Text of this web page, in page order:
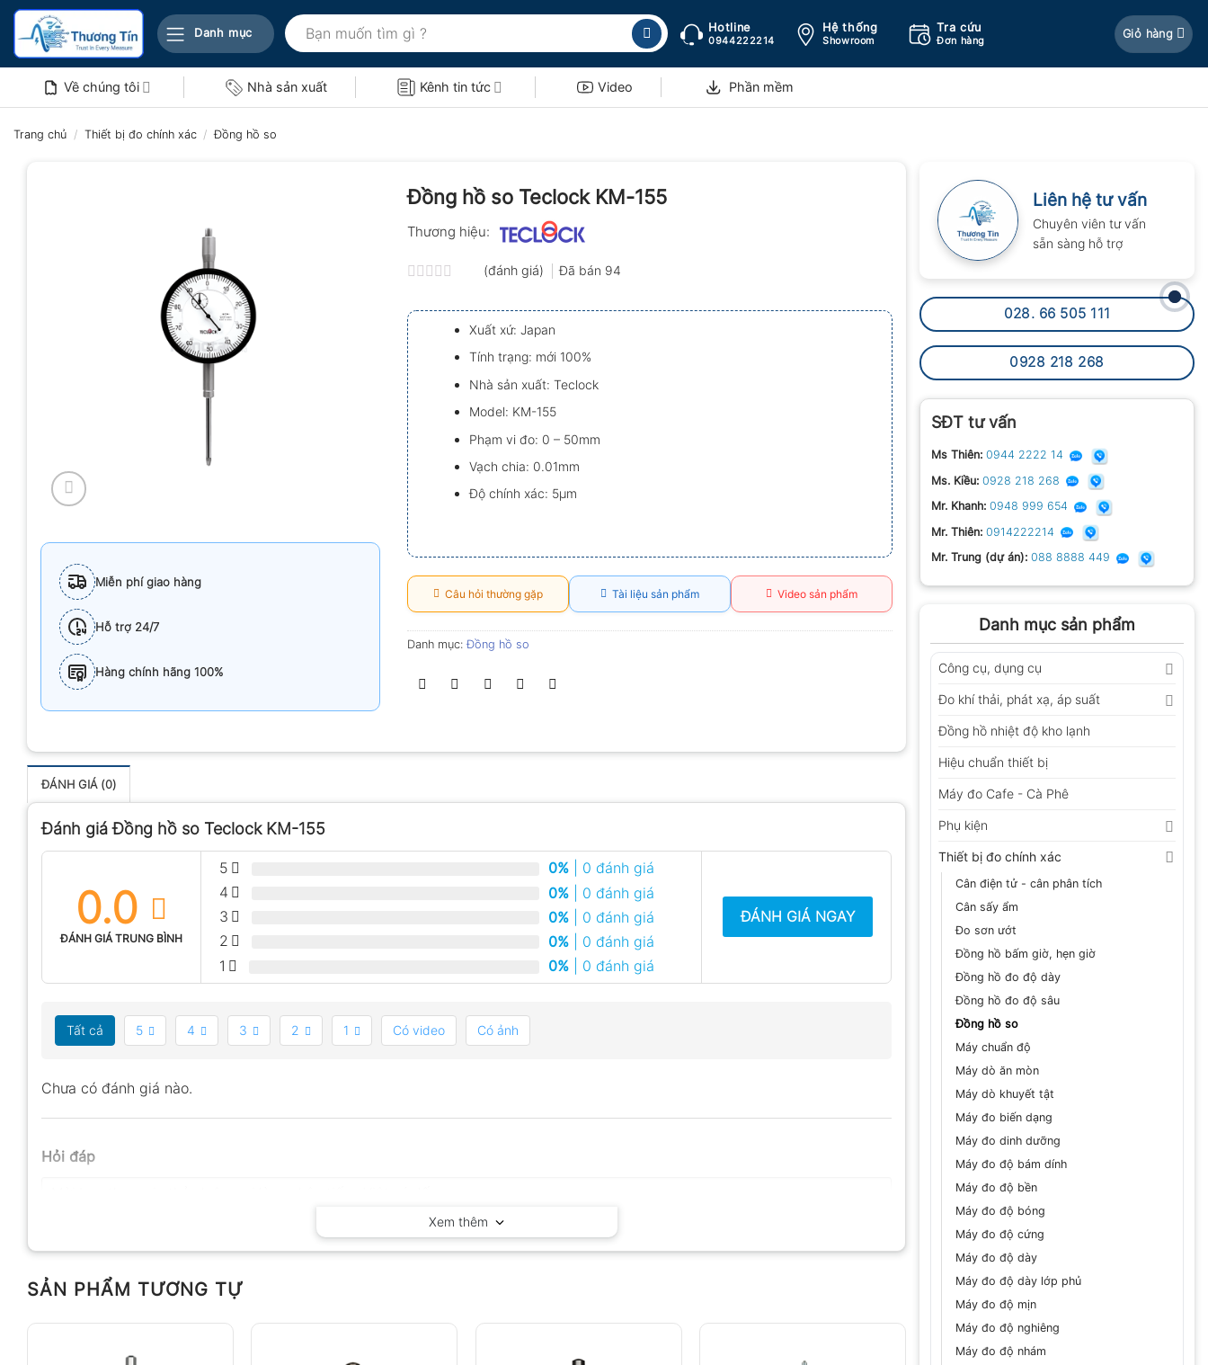
Bỏ
nội
Danh mục
Tìm
kiếm:
Hotline
0944222214
Hệ thống
Showroom
Tra cứu
Đơn hàng
Giỏ hàng
Về chúng tôi Nhà sản xuất Kênh tin tức Video Phần mềm
Trang chủ / Thiết bị đo chính xác / Đồng hồ so
Liên hệ tư vấn
Chuyên viên tư vấn
sẵn sàng hỗ trợ
028. 66 505 111
0928 218 268
SĐT tư vấn
Ms Thiên: 0944 2222 14
Ms. Kiều: 0928 218 268
Mr. Khanh: 0948 999 654
Mr. Thiên: 0914222214
Mr. Trung (dự án): 088 8888 449
Danh mục sản phẩm
Công cụ, dụng cụ
Đo khí thải, phát xạ, áp suất
Đồng hồ nhiệt độ kho lạnh
Hiệu chuẩn thiết bị
Máy đo Cafe - Cà Phê
Phụ kiện
Thiết bị đo chính xác
Cân điện tử - cân phân tích
Cân sấy ẩm
Đo sơn ướt
Đồng hồ bấm giờ, hẹn giờ
Đồng hồ đo độ dày
Đồng hồ đo độ sâu
Đồng hồ so
Máy chuẩn độ
Máy dò ăn mòn
Máy dò khuyết tật
Máy đo biến dạng
Máy đo dinh dưỡng
Máy đo độ bám dính
Máy đo độ bền
Máy đo độ bóng
Máy đo độ cứng
Máy đo độ dày
Máy đo độ dày lớp phủ
Máy đo độ mịn
Máy đo độ nghiêng
Máy đo độ nhám
Miễn phí giao hàng
Hỗ trợ 24/7
Hàng chính hãng 100%
Đồng hồ so Teclock KM-155
Thương hiệu:
xếp
hạng
0.0
5
sao
(đánh giá) Đã bán 94
Xuất xứ: Japan
Tính trạng: mới 100%
Nhà sản xuất: Teclock
Model: KM-155
Phạm vi đo: 0 – 50mm
Vạch chia: 0.01mm
Độ chính xác: 5µm
Câu hỏi thường gặp Tài liệu sản phẩm Video sản phẩm
Danh mục:Đồng hồ so
ĐÁNH GIÁ (0)
Đánh giá Đồng hồ so Teclock KM-155
0.0
ĐÁNH GIÁ TRUNG BÌNH
5 0% | 0 đánh giá
4
0% | 0 đánh giá
3
0% | 0 đánh giá
2
0% | 0 đánh giá
1
0% | 0 đánh giá
ĐÁNH GIÁ NGAY
Tất cả 5 4 3 2 1 Có video Có ảnh
Chưa có đánh giá nào.
Hỏi đáp
Xem thêm
SẢN PHẨM TƯƠNG TỰ